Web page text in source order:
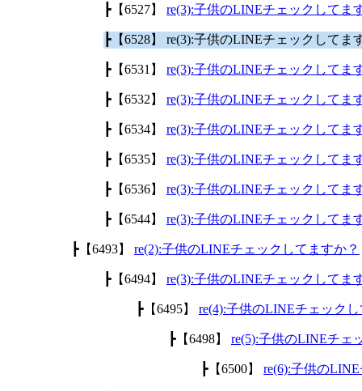
┣【6527】 re(3):子供のLINEチェックしてま
┣【6528】 re(3):子供のLINEチェックしてま
┣【6531】 re(3):子供のLINEチェックしてま
┣【6532】 re(3):子供のLINEチェックしてま
┣【6534】 re(3):子供のLINEチェックしてま
┣【6535】 re(3):子供のLINEチェックしてま
┣【6536】 re(3):子供のLINEチェックしてま
┣【6544】 re(3):子供のLINEチェックしてま
┣【6493】 re(2):子供のLINEチェックしてますか？
┣【6494】 re(3):子供のLINEチェックしてま
┣【6495】 re(4):子供のLINEチェック
┣【6498】 re(5):子供のLINEチェ
┣【6500】 re(6):子供の